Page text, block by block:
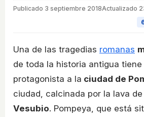
Publicado 3 septiembre 2018Actualizado
Una de las tragedias romanas
de toda la historia antigua
protagonista a la ciudad de
ciudad, calcinada por la lava
Vesubio. Pompeya, que está